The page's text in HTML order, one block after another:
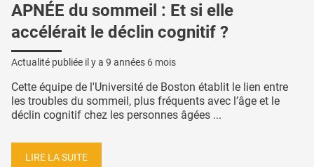
APNÉE du sommeil : Et si elle
accélérait le déclin cognitif ?
Actualité publiée il y a 9 années 6 mois
Cette équipe de l'Université de Boston établit le lien entre
les troubles du sommeil, plus fréquents avec l’âge et le
déclin cognitif chez les personnes âgées ...
LIRE LA SUITE